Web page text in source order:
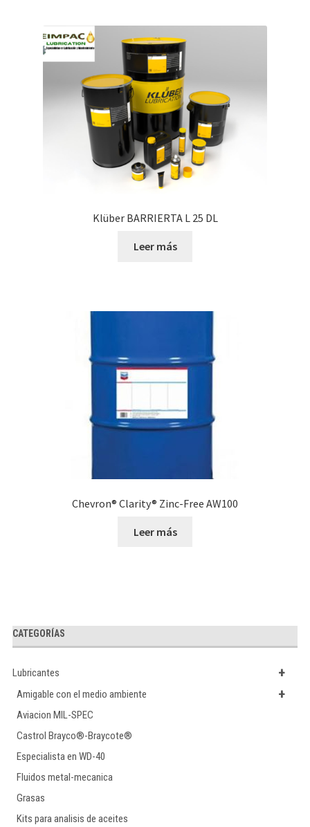
Klüber BARRIERTA L 25 DL
Leer más
Chevron® Clarity® Zinc-Free AW100
Leer más
CATEGORÍAS
+
Lubricantes
+
Amigable con el medio ambiente
Aviacion MIL-SPEC
Castrol Brayco®-Braycote®
Especialista en WD-40
Fluidos metal-mecanica
Grasas
Kits para analisis de aceites